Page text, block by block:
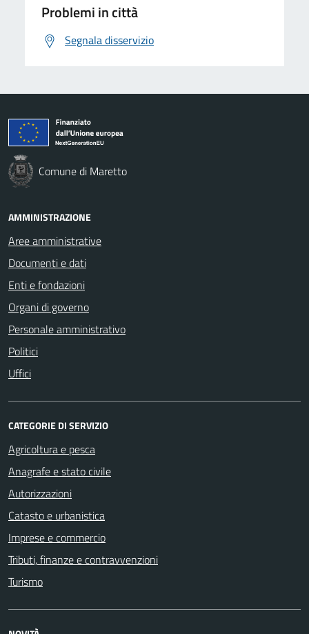
Problemi in città
Segnala disservizio
Comune di Maretto
AMMINISTRAZIONE
Aree amministrative
Documenti e dati
Enti e fondazioni
Organi di governo
Personale amministrativo
Politici
Uffici
CATEGORIE DI SERVIZIO
Agricoltura e pesca
Anagrafe e stato civile
Autorizzazioni
Catasto e urbanistica
Imprese e commercio
Tributi, finanze e contravvenzioni
Turismo